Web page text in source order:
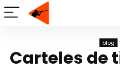
blog
Carteles de